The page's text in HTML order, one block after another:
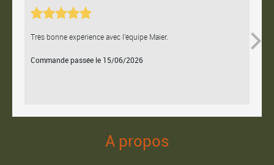
Très bonne expérience avec l'équipe Maier.
Commande passée le 15/06/2026
A propos